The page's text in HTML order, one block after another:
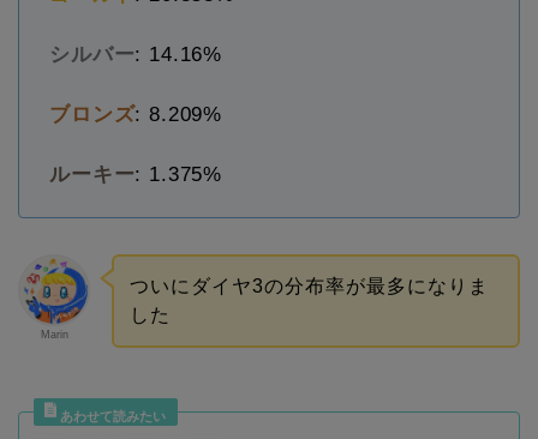
シルバー: 14.16%
ブロンズ: 8.209%
ルーキー: 1.375%
Marin
ついにダイヤ3の分布率が最多になりま
した